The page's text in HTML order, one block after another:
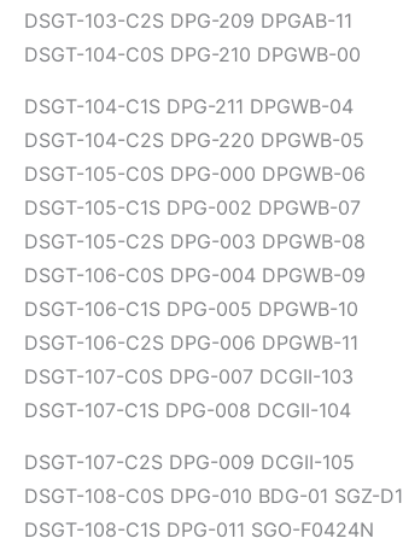
DSGT-103-C2S DPG-209 DPGAB-11
DSGT-104-C0S DPG-210 DPGWB-00
DSGT-104-C1S DPG-211 DPGWB-04
DSGT-104-C2S DPG-220 DPGWB-05
DSGT-105-C0S DPG-000 DPGWB-06
DSGT-105-C1S DPG-002 DPGWB-07
DSGT-105-C2S DPG-003 DPGWB-08
DSGT-106-C0S DPG-004 DPGWB-09
DSGT-106-C1S DPG-005 DPGWB-10
DSGT-106-C2S DPG-006 DPGWB-11
DSGT-107-C0S DPG-007 DCGII-103
DSGT-107-C1S DPG-008 DCGII-104
DSGT-107-C2S DPG-009 DCGII-105
DSGT-108-C0S DPG-010 BDG-01 SGZ-
DSGT-108-C1S DPG-011 SGO-F0424N